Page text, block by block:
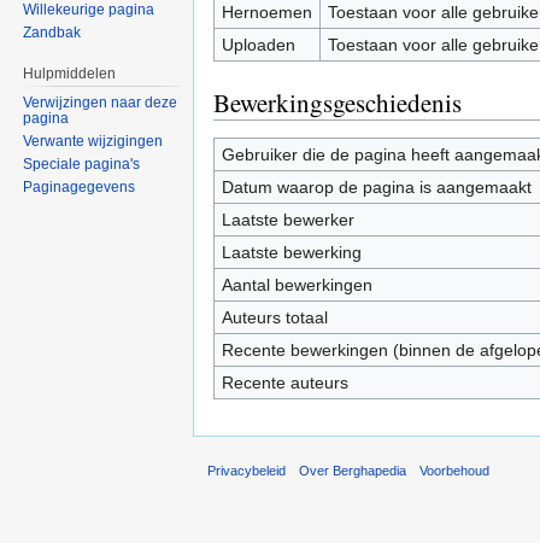
Hernoemen
Toestaan voor alle
Uploaden
Toestaan voor alle
Bewerkingsgeschiedenis
Gebruiker die de pagina heeft
Datum waarop de pagina is aangemaakt
Laatste bewerker
Laatste bewerking
Aantal bewerkingen
Auteurs totaal
Recente bewerkingen (binnen de
Recente auteurs
Willekeurige pagina
Zandbak
Hulpmiddelen
Verwijzingen naar deze
pagina
Verwante wijzigingen
Speciale pagina's
Paginagegevens
Privacybeleid Over Berghapedia Voorbehoud